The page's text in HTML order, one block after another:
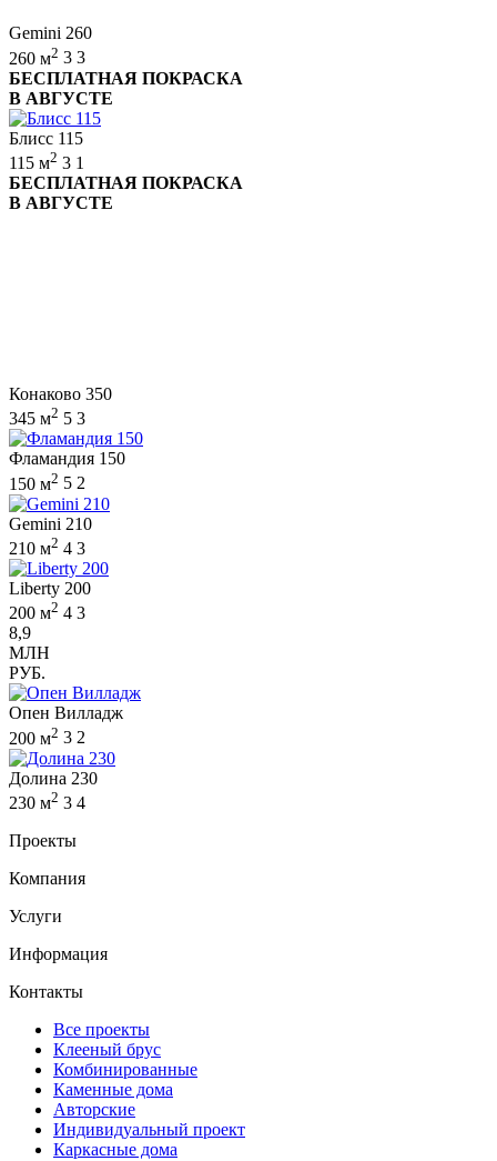
Gemini 260
260 м2 3 3
БЕСПЛАТНАЯ ПОКРАСКА
В АВГУСТЕ
Блисс 115
115 м2 3 1
БЕСПЛАТНАЯ ПОКРАСКА
В АВГУСТЕ
Конаково 350
345 м2 5 3
Фламандия 150
150 м2 5 2
Gemini 210
210 м2 4 3
Liberty 200
200 м2 4 3
8,9
МЛН
РУБ.
Опен Вилладж
200 м2 3 2
Долина 230
230 м2 3 4
Проекты
Компания
Услуги
Информация
Контакты
Все проекты
Клееный брус
Комбинированные
Каменные дома
Авторские
Индивидуальный проект
Каркасные дома